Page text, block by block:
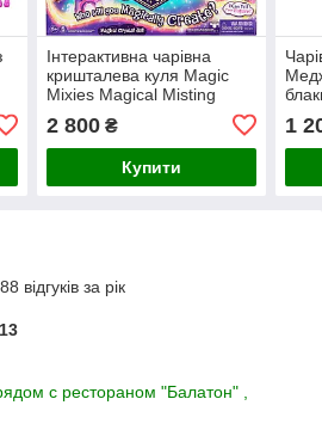
Інтерактивна чарівна
кришталева куля Magic
Mixies Magical Misting
2 800₴
Купити
1
відгуків за рік
с рестораном "Балатон" ,